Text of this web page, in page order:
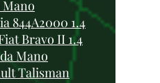
Mano
844A2000 1.4
Bravo II 1.4
Mano
Talisman